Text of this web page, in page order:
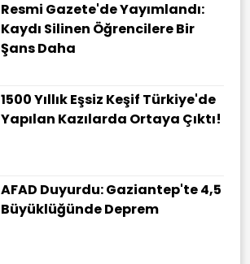
Resmi Gazete'de Yayımlandı:
Kaydı Silinen Öğrencilere Bir
Şans Daha
1500 Yıllık Eşsiz Keşif Türkiye'de
Yapılan Kazılarda Ortaya Çıktı!
AFAD Duyurdu: Gaziantep'te 4,5
Büyüklüğünde Deprem